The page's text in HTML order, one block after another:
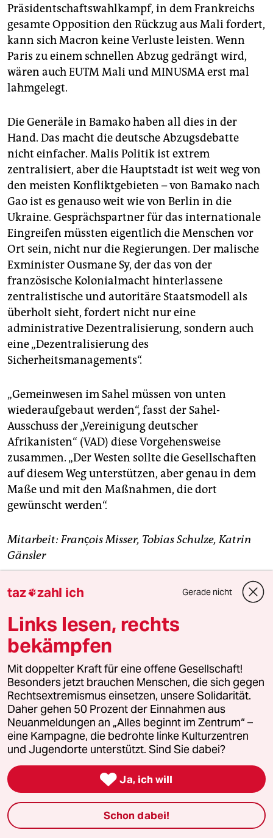
Präsidentschaftswahlkampf, in dem Frankreichs
gesamte Opposition den Rückzug aus Mali fordert,
kann sich Macron keine Verluste leisten. Wenn
Paris zu einem schnellen Abzug gedrängt wird,
wären auch EUTM Mali und MINUSMA erst mal
lahmgelegt.
Die Generäle in Bamako haben all dies in der
Hand. Das macht die deutsche Abzugsdebatte
nicht einfacher. Malis Politik ist extrem
zentralisiert, aber die Hauptstadt ist weit weg von
den meisten Konfliktgebieten – von Bamako nach
Gao ist es genauso weit wie von Berlin in die
Ukraine. Gesprächspartner für das internationale
Eingreifen müssten eigentlich die Menschen vor
Ort sein, nicht nur die Regierungen. Der malische
Exminister Ousmane Sy, der das von der
französische Kolonialmacht hinterlassene
zentralistische und autoritäre Staatsmodell als
überholt sieht, fordert nicht nur eine
administrative Dezentralisierung, sondern auch
eine „Dezentralisierung des
Sicherheitsmanagements“.
„Gemeinwesen im Sahel müssen von unten
wiederaufgebaut werden“, fasst der Sahel-
Ausschuss der „Vereinigung deutscher
Afrikanisten“ (VAD) diese Vorgehensweise
zusammen. „Der Westen sollte die Gesellschaften
auf diesem Weg unterstützen, aber genau in dem
Maße und mit den Maßnahmen, die dort
gewünscht werden“.
Mitarbeit: François Misser, Tobias Schulze, Katrin
Gänsler
Der drohende Erfolg der AfD bei den kommenden
Landtagswahlen zeigt, wie stark rechtsextreme
Kräfte inzwischen geworden sind. Gerade jetzt
braucht es Zusammenhalt und Solidarität. Auch
und vor allem mit den Menschen, die sich vor Ort
für eine starke Zivilgesellschaft einsetzen. Die taz
kooperiert deshalb mit "Alles beginnt im
Zentrum". Die Kampagne unterstützt bundesweit
linke, selbstverwaltete Orte und baut einen
solidarischen Fonds für deren Schutz und Erhalt
auf. Eine offene Gesellschaft braucht guten, frei
zugänglichen Journalismus – und
zivilgesellschaftliches Engagement. Finden Sie
taz zahl ich Gerade nicht
Links lesen, rechts
bekämpfen
Mit doppelter Kraft für eine offene Gesellschaft!
Besonders jetzt brauchen Menschen, die sich gegen
Rechtsextremismus einsetzen, unsere Solidarität.
Daher gehen 50 Prozent der Einnahmen aus
Neuanmeldungen an „Alles beginnt im Zentrum“ –
eine Kampagne, die bedrohte linke Kulturzentren
und Jugendorte unterstützt. Sind Sie dabei?
 Ja, ich will
Schon dabei!